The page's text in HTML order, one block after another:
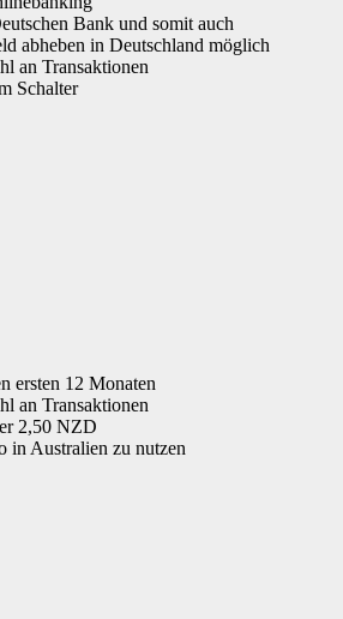
Bank und somit auch
abheben in Deutschland möglich
an Transaktionen
Schalter
ersten 12 Monaten
an Transaktionen
2,50 NZD
in Australien zu nutzen